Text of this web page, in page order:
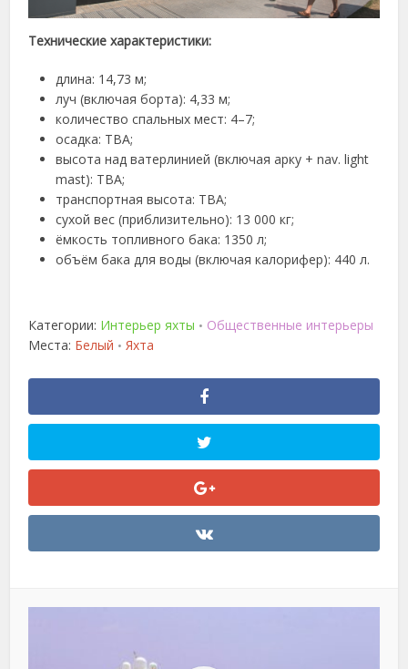
Технические характеристики:
длина: 14,73 м;
луч (включая борта): 4,33 м;
количество спальных мест: 4–7;
осадка: TBA;
высота над ватерлинией (включая арку + nav. light
mast): TBA;
транспортная высота: TBA;
сухой вес (приблизительно): 13 000 кг;
ёмкость топливного бака: 1350 л;
объём бака для воды (включая калорифер): 440 л.
Категории: Интерьер яхты • Общественные интерьеры
Места: Белый • Яхта